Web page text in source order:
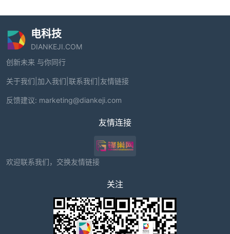
电科技
DIANKEJI.COM
创新未来 与你同行
关于我们 加入我们 联系我们 友情链接
反馈建议: marketing@diankeji.com
友情连接
欢迎联系我们，交换友情链接
关注